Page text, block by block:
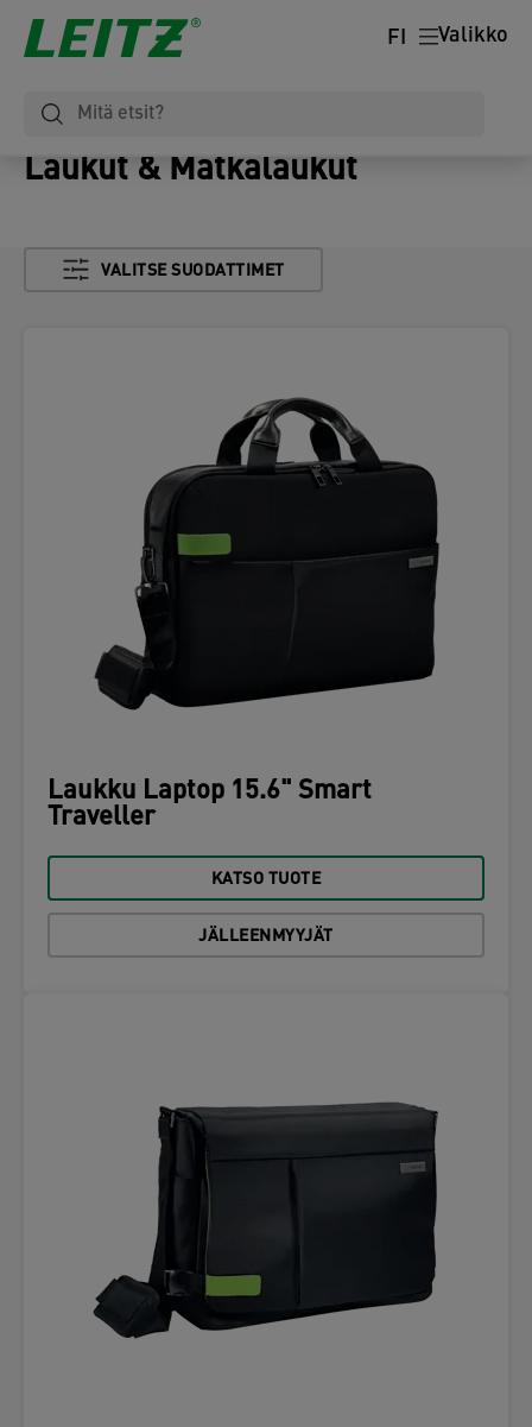
Valikko
FI
Laukut & Matkalaukut
VALITSE SUODATTIMET
Laukku Laptop 15.6" Smart
Traveller
KATSO TUOTE
JÄLLEENMYYJÄT